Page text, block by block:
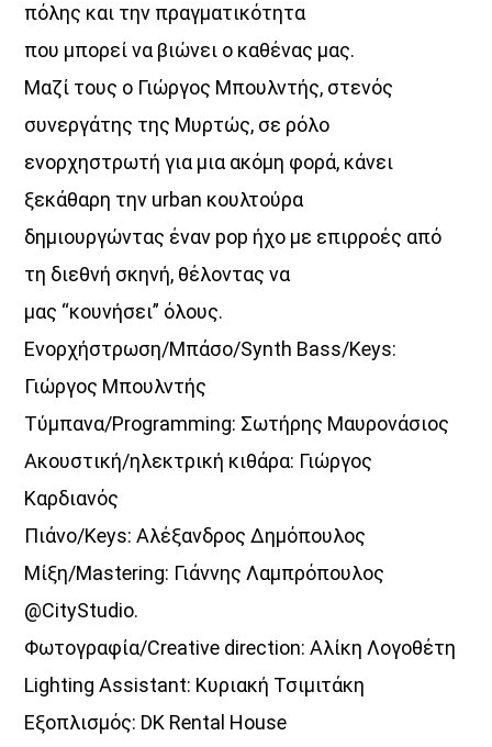
πόλης και την πραγματικότητα
που μπορεί να βιώνει ο καθένας μας.
Μαζί τους ο Γιώργος Μπουλντής, στενός
συνεργάτης της Μυρτώς, σε ρόλο
ενορχηστρωτή για μια ακόμη φορά, κάνει
ξεκάθαρη την urban κουλτούρα
δημιουργώντας έναν pop ήχο με επιρροές από
τη διεθνή σκηνή, θέλοντας να
μας “κουνήσει” όλους.
Ενορχήστρωση/Μπάσο/Synth Bass/Keys:
Γιώργος Μπουλντής
Τύμπανα/Programming: Σωτήρης Μαυρονάσιος
Ακουστική/ηλεκτρική κιθάρα: Γιώργος
Καρδιανός
Πιάνο/Keys: Αλέξανδρος Δημόπουλος
Μίξη/Mastering: Γιάννης Λαμπρόπουλος
@CityStudio.
Φωτογραφία/Creative direction: Αλίκη Λογοθέτη
Lighting Assistant: Κυριακή Τσιμιτάκη
Εξοπλισμός: DK Rental House